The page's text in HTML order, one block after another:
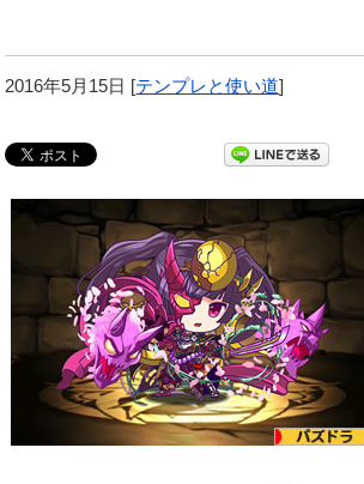
2016年5月15日 [テンプレと使い道]